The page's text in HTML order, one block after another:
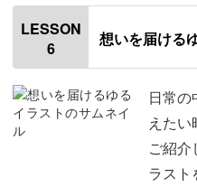
はじめに
使用道具
花束のカード
誕生日カード①ケーキ
誕生日カード②プレゼン
LESSON
6
想いを届ける
日常
えた
ご紹介
ラスト